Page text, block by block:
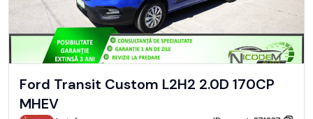
Ford Transit Custom L2H2 2.0D 170CP
MHEV